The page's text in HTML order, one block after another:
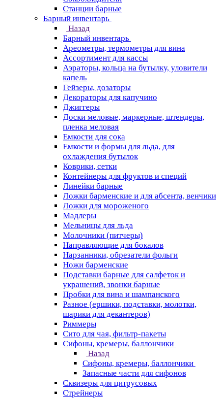
Станции барные
Барный инвентарь
Назад
Барный инвентарь
Ареометры, термометры для вина
Ассортимент для кассы
Аэраторы, кольца на бутылку, уловители
капель
Гейзеры, дозаторы
Декораторы для капучино
Джиггеры
Доски меловые, маркерные, штендеры,
пленка меловая
Емкости для сока
Емкости и формы для льда, для
охлаждения бутылок
Коврики, сетки
Контейнеры для фруктов и специй
Линейки барные
Ложки барменские и для абсента, венчики
Ложки для мороженого
Мадлеры
Мельницы для льда
Молочники (питчеры)
Направляющие для бокалов
Нарзанники, обрезатели фольги
Ножи барменские
Подставки барные для салфеток и
украшений, звонки барные
Пробки для вина и шампанского
Разное (ершики, подставки, молотки,
шарики для декантеров)
Риммеры
Сито для чая, фильтр-пакеты
Сифоны, кремеры, баллончики
Назад
Сифоны, кремеры, баллончики
Запасные части для сифонов
Сквизеры для цитрусовых
Стрейнеры